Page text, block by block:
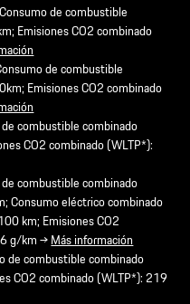
de combustible
Emisiones CO2 combinado
de combustible
Emisiones CO2 combinado
combustible combinado
CO2 combinado (WLTP*):
combustible combinado
Consumo eléctrico combinado
km; Emisiones CO2
g/km →Más información
de combustible combinado
CO2 combinado (WLTP*): 219